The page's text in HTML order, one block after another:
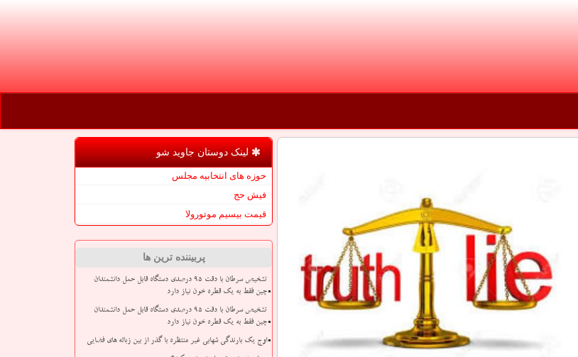
لینک دوستان جاوید شو
حوزه های انتخابیه مجلس
فیش حج
قیمت بیسیم موتورولا
پربیننده ترین ها
تشخیص سرطان با دقت ۹۵ درصدی دستگاه قابل حمل دانشمندان
چین فقط به یک قطره خون نیاز دارد
تشخیص سرطان با دقت ۹۵ درصدی دستگاه قابل حمل دانشمندان
چین فقط به یک قطره خون نیاز دارد
اوج یک بارندگی شهابی غیر منتظره با گذر از بین زباله های فضایی